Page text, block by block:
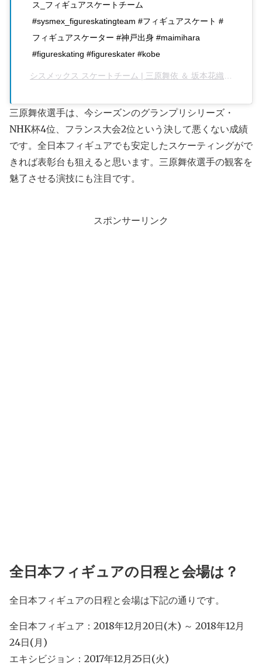
ス_フィギュアスケートチーム
#sysmex_figureskatingteam #フィギュアスケート #
フィギュアスケーター #神戸出身 #maimihara
#figureskating #figureskater #kobe
シスメックス スケートチーム | 三原舞依 ＆ 坂本花織
さん
三原舞依選手は、今シーズンのグランプリシリーズ・
NHK杯4位、フランス大会2位という決して悪くない成績
です。全日本フィギュアでも安定したスケーティングがで
きれば表彰台も狙えると思います。三原舞依選手の観客を
魅了させる演技にも注目です。
スポンサーリンク
全日本フィギュアの日程と会場は？
全日本フィギュアの日程と会場は下記の通りです。
全日本フィギュア：2018年12月20日(木) ～ 2018年12月
24日(月)
エキシビジョン：2017年12月25日(火)